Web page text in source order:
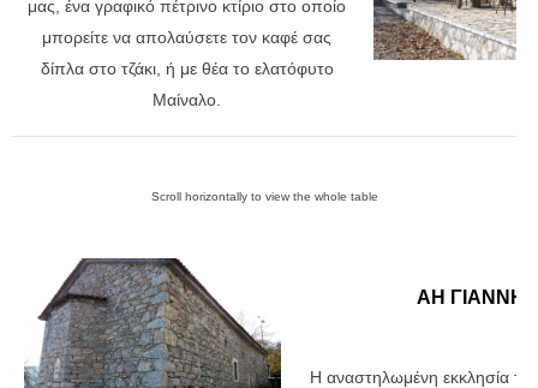
μας, ένα γραφικό πέτρινο κτίριο στο οποίο
μπορείτε να απολαύσετε τον καφέ σας
δίπλα στο τζάκι, ή με θέα το ελατόφυτο
Μαίναλο.
ΑΗ ΓΙΑΝΝΗΣ
Η αναστηλωμένη εκκλησία